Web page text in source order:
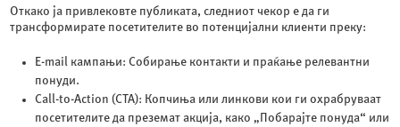
Откако ја привлековте публиката, следниот чекор е да ги
трансформирате посетителите во потенцијални клиенти преку:
E-mail кампањи: Собирање контакти и праќање релевантни
понуди.
Call-to-Action (CTA): Копчиња или линкови кои ги охрабруваат
посетителите да преземат акција, како „Побарајте понуда“ или